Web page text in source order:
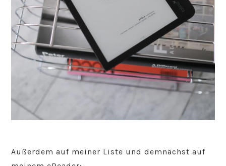
Außerdem auf meiner Liste und demnächst auf